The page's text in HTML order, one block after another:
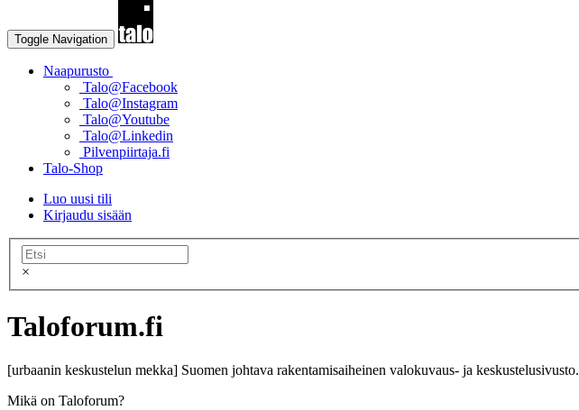
Toggle Navigation
Naapurusto
Talo@Facebook
Talo@Instagram
Talo@Youtube
Talo@Linkedin
Pilvenpiirtaja.fi
Talo-Shop
Luo uusi tili
Kirjaudu sisään
×
Taloforum.fi
[urbaanin keskustelun mekka] Suomen johtava rakentamisaiheinen valokuvaus- ja keskustelusivusto.
Mikä on Taloforum?